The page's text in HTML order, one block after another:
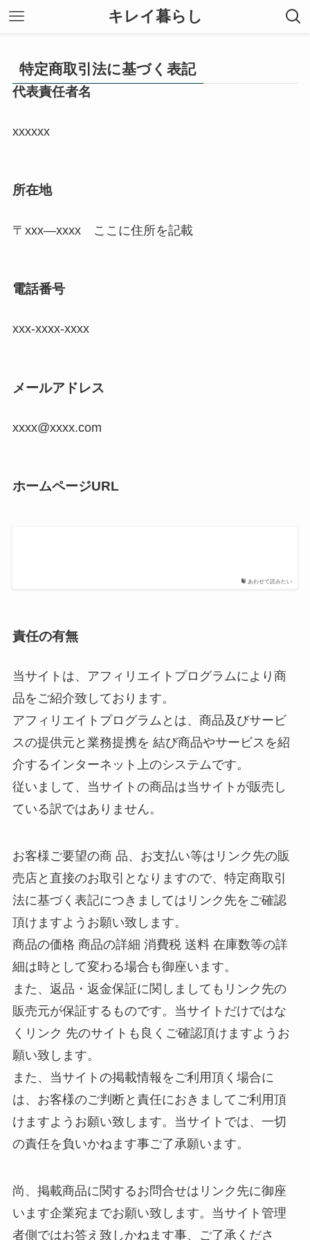
キレイ暮らし
特定商取引法に基づく表記
代表責任者名
xxxxxx
所在地
〒xxx―xxxx ここに住所を記載
電話番号
xxx-xxxx-xxxx
メールアドレス
xxxx@xxxx.com
ホームページURL
あわせて読みたい
責任の有無
当サイトは、アフィリエイトプログラムにより商
品をご紹介致しております。
アフィリエイトプログラムとは、商品及びサービ
スの提供元と業務提携を 結び商品やサービスを紹
介するインターネット上のシステムです。
従いまして、当サイトの商品は当サイトが販売し
ている訳ではありません。
お客様ご要望の商 品、お支払い等はリンク先の販
売店と直接のお取引となりますので、特定商取引
法に基づく表記につきましてはリンク先をご確認
頂けますようお願い致します。
商品の価格 商品の詳細 消費税 送料 在庫数等の詳
細は時として変わる場合も御座います。
また、返品・返金保証に関しましてもリンク先の
販売元が保証するものです。当サイトだけではな
くリンク 先のサイトも良くご確認頂けますようお
願い致します。
また、当サイトの掲載情報をご利用頂く場合に
は、お客様のご判断と責任におきましてご利用頂
けますようお願い致します。当サイトでは、一切
の責任を負いかねます事ご了承願います。
尚、掲載商品に関するお問合せはリンク先に御座
います企業宛までお願い致します。当サイト管理
者側ではお答え致しかねます事、ご了承くださ